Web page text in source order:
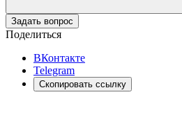
Задать вопрос
Поделиться
ВКонтакте
Telegram
Скопировать ссылку